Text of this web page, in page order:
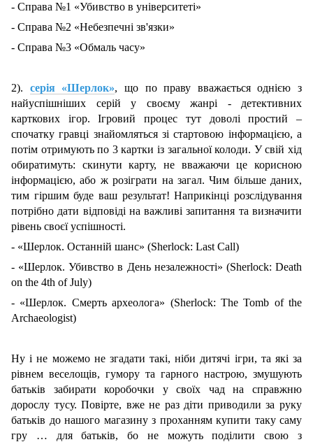
- Справа №1 «Убивство в університеті»
- Справа №2 «Небезпечні зв'язки»
- Справа №3 «Обмаль часу»
2). серія «Шерлок», що по праву вважається однією з
найуспішніших серій у своєму жанрі - детективних
карткових ігор. Ігровий процес тут доволі простий –
спочатку гравці знайомляться зі стартовою інформацією, а
потім отримують по 3 картки із загальної колоди. У свій хід
обиратимуть: скинути карту, не вважаючи це корисною
інформацією, або ж розіграти на загал. Чим більше даних,
тим гіршим буде ваш результат! Наприкінці розслідування
потрібно дати відповіді на важливі запитання та визначити
рівень своєї успішності.
- «Шерлок. Останній шанс» (Sherlock: Last Call)
- «Шерлок. Убивство в День незалежності» (Sherlock: Death
on the 4th of July)
- «Шерлок. Смерть археолога» (Sherlock: The Tomb of the
Archaeologist)
Ну і не можемо не згадати такі, ніби дитячі ігри, та які за
рівнем веселощів, гумору та гарного настрою, змушують
батьків забирати коробочки у своїх чад на справжню
дорослу тусу. Повірте, вже не раз діти приводили за руку
батьків до нашого магазину з проханням купити таку саму
гру … для батьків, бо не можуть поділити свою з